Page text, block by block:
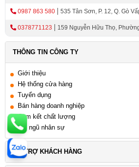
0987 863 580 535 Tân Sơn, P. 12, Q. Gò
0378771123
159 Nguyễn Hữu Thọ,
THÔNG TIN CÔNG TY
Giới thiệu
Hệ thống cửa hàng
Tuyển dụng
Bán hàng doanh nghiệp
Cam kết chất lượng
Đội ngũ nhân sự
HỖ TRỢ KHÁCH HÀNG